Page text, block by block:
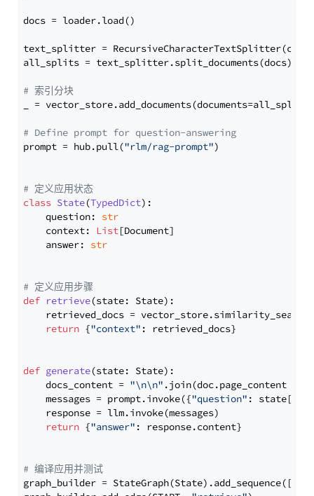
docs = loader.load()
text_splitter =
all_splits = text_splitter.split_documents(docs)
# 索引分块
_ = vector_store.add_documents(documents=all_splits)
# Define prompt for question-answering
prompt = hub.pull("rlm/rag-prompt")
# 定义应用状态
class State(TypedDict):
    question:
str
    context:
List[Document]
    answer:
str
# 定义应用步骤
def retrieve(state: State):
retrieved_docs =
return {"context" : retrieved_docs}
def generate(state: State):
    docs_content =
"\n\n" .join(doc.page_content
    messages = prompt.invoke({
"question" : state[
    response = llm.invoke(messages)
return {"answer" : response.content}
# 编译应用并测试
graph_builder =